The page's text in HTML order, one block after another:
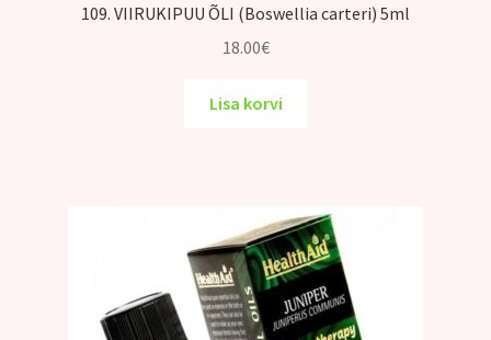
109. VIIRUKIPUU ÕLI (Boswellia carteri) 5ml
18.00€
Lisa korvi